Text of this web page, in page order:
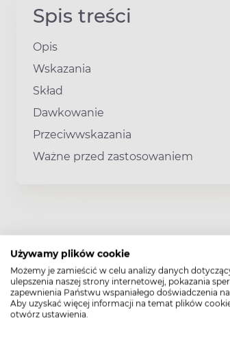
Używamy plików cookie
Możemy je zamieścić w celu analizy danych
ulepszenia naszej strony internetowej, pokazania
zapewnienia Państwu wspaniałego doświadczenia
Aby uzyskać więcej informacji na temat plików
otwórz ustawienia.
Spis treści
Opis
Wskazania
Skład
Dawkowanie
Przeciwwskazania
Ważne przed zastosowaniem